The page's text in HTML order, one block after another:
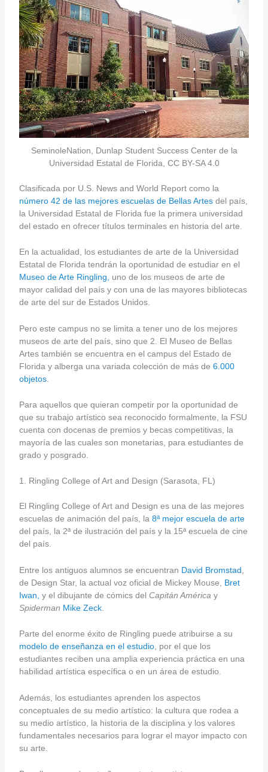
SeminoleNation, Dunlap Student Success Center de la
Universidad Estatal de Florida, CC BY-SA 4.0
Clasificada por U.S. News and World Report como la
número 42 de las mejores escuelas de Bellas Artesdel país,
la Universidad Estatal de Florida fue la primera universidad
del estado en ofrecer títulos terminales en historia del arte.
En la actualidad, los estudiantes de arte de la Universidad
Estatal de Florida tendrán la oportunidad de estudiar en el
Museo de Arte Ringling, uno de los museos de arte de
mayor calidad del país y con una de las mayores bibliotecas
de arte del sur de Estados Unidos.
Pero este campus no se limita a tener uno de los mejores
museos de arte del país, sino que 2. El Museo de Bellas
Artes también se encuentra en el campus del Estado de
Florida y alberga una variada colección de más de 6.000
objetos.
Para aquellos que quieran competir por la oportunidad de
que su trabajo artístico sea reconocido formalmente, la FSU
cuenta con docenas de premios y becas competitivas, la
mayoría de las cuales son monetarias, para estudiantes de
grado y posgrado.
1. Ringling College of Art and Design (Sarasota, FL)
El Ringling College of Art and Design es una de las mejores
escuelas de animación del país, la 8ª mejor escuela de arte
del país, la 2ª de ilustración del país y la 15ª escuela de cine
del país.
Entre los antiguos alumnos se encuentran David Bromstad
de Design Star, la actual voz oficial de Mickey Mouse, Bret
Iwan, y el dibujante de cómics del Capitán América y
Spiderman Mike Zeck.
Parte del enorme éxito de Ringling puede atribuirse a su
modelo de enseñanza en el estudio, por el que los
estudiantes reciben una amplia experiencia práctica en una
habilidad artística específica o en un área de estudio.
Además, los estudiantes aprenden los aspectos
conceptuales de su medio artístico: la cultura que rodea a
su medio artístico, la historia de la disciplina y los valores
fundamentales necesarios para lograr el mayor impacto con
su arte.